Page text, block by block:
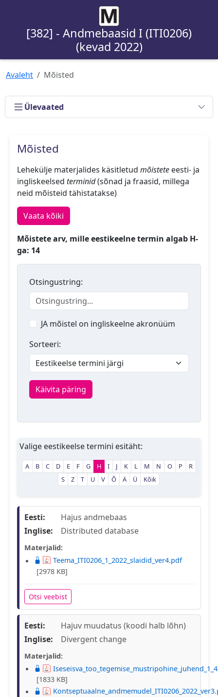
[382] - Andmebaasid I (ITI0206)
(kevad 2022)
Avaleht Mõisted
Ülevaated
Mõisted
Lehekülje materjalides käsitletud mõistete eesti- ja
ingliskeelsed terminid(sõnad ja fraasid, millega
neid mõisteid tähistatakse)
Vaata kõiki
Mõistete arv, mille eestikeelne termin algab H-
ga: 14
Otsingustring:
JA mõistel on ingliskeelne akronüüm
Sorteeri:
Käivita päring
Valige eestikeelse termini esitäht:
A B C D E F G H I J K L M N O P
R
S
Z T U V Õ Ä Ü Kõik
Eesti:
Hajus andmebaas
Inglise:
Distributed database
Materjalid:
Teema_ITI0206_1_2022_slaidid_ver4.pdf
[2978 KB]
Otsi veebist
Eesti:
Hajuv muudatus (koodi halb lõhn)
Inglise:
Divergent change
Materjalid:
[1833 KB]